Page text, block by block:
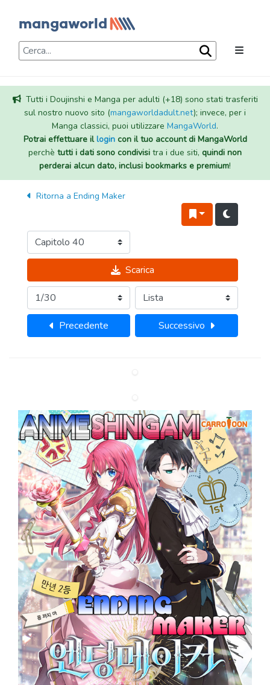
Tutti i Doujinshi e Manga per adulti (+18) sono stati trasferiti
sul nostro nuovo sito (mangaworldadult.net); invece, per i
Manga classici, puoi utilizzare MangaWorld.
Potrai effettuare illogincon il tuo account di MangaWorld
perchè tutti i dati sono condivisi tra i due siti, quindi non
perderai alcun dato, inclusi bookmarks e premium!
Ritorna a Ending Maker
Scarica
Precedente Successivo